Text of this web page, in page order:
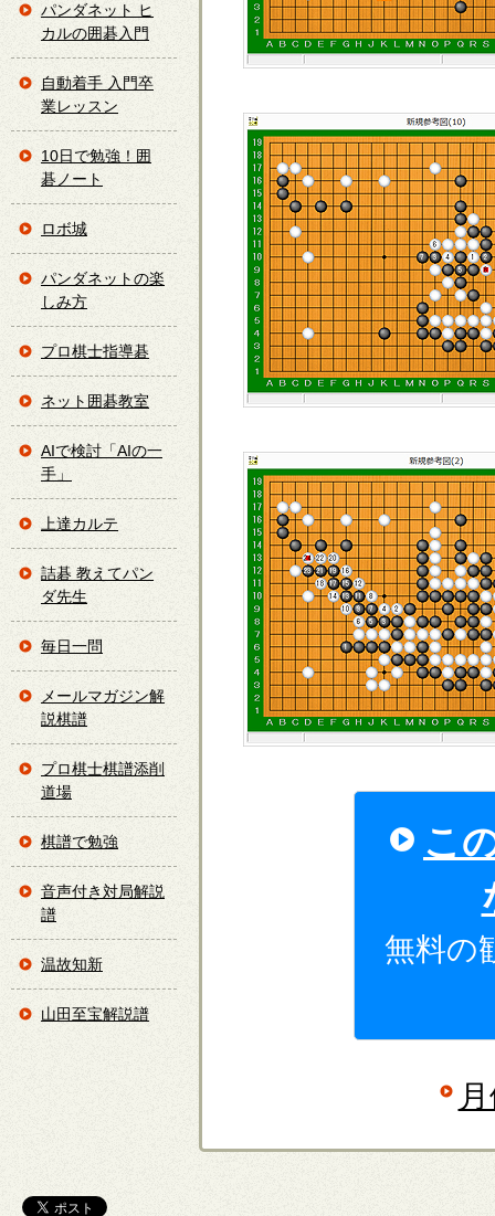
こ
無料の
パンダネット ヒ
カルの囲碁入門
自動着手 入門卒
業レッスン
10日で勉強！囲
碁ノート
ロボ城
パンダネットの楽
しみ方
プロ棋士指導碁
ネット囲碁教室
AIで検討「AIの一
手」
上達カルテ
詰碁 教えてパン
ダ先生
毎日一問
メールマガジン解
説棋譜
プロ棋士棋譜添削
道場
棋譜で勉強
音声付き対局解説
譜
温故知新
山田至宝解説譜